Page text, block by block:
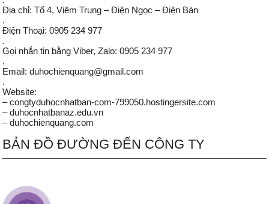
Địa chỉ: Tổ 4, Viêm Trung – Điện Ngọc – Điện Bàn
.
Điện Thoại: 0905 234 977
.
Gọi nhắn tin bằng Viber, Zalo: 0905 234 977
.
Email: duhochienquang@gmail.com
.
Website:
– congtyduhocnhatban-com-799050.hostingersite.com
– duhocnhatbanaz.edu.vn
– duhochienquang.com
BẢN ĐỒ ĐƯỜNG ĐẾN CÔNG TY